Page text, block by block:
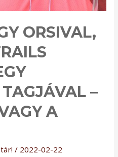
ORSIVAL,
–
A
/ 2022-02-22